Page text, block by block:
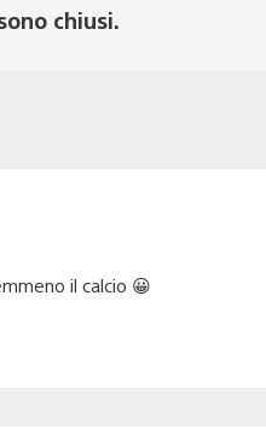
chiusi.
il calcio 😀